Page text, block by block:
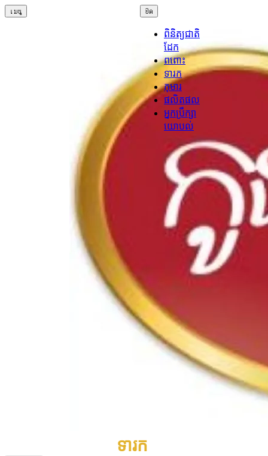
เมนู ปิด
ពិនិត្យជាតិ
ដែក
ពពោះ
ទារក
កុមារ
ផលិតផល
អ្នកប្រឹក្សា
យោបល់
ទារក